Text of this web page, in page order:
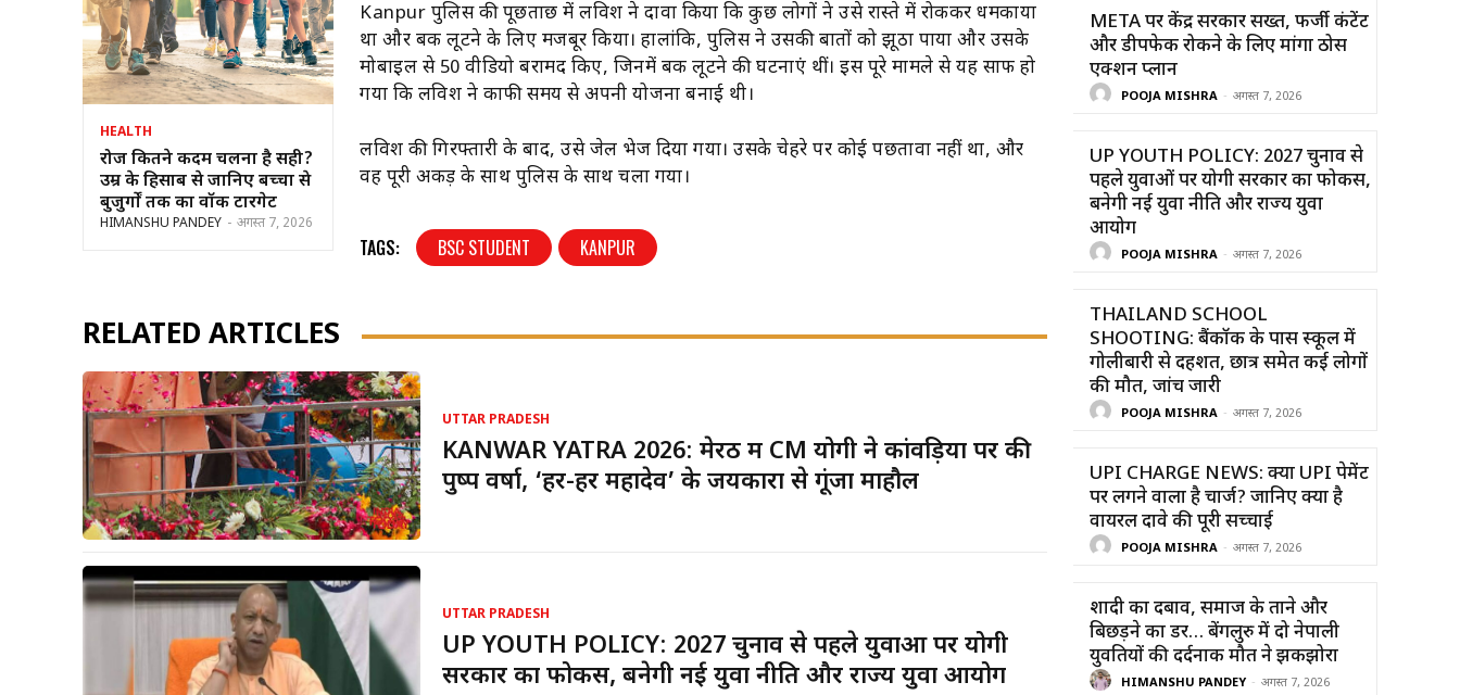
HEALTH
रोज कितने कदम चलना है सही?
उम्र के हिसाब से जानिए बच्चों से
बुजुर्गों तक का वॉक टारगेट
HIMANSHU PANDEY - अगस्त 7, 2026
Kanpur पुलिस की पूछताछ में लविश ने दावा किया कि कुछ लोगों ने उसे रास्ते में रोककर धमकाया
था और बैंक लूटने के लिए मजबूर किया। हालांकि, पुलिस ने उसकी बातों को झूठा पाया और उसके
मोबाइल से 50 वीडियो बरामद किए, जिनमें बैंक लूटने की घटनाएं थीं। इस पूरे मामले से यह साफ हो
गया कि लविश ने काफी समय से अपनी योजना बनाई थी।
लविश की गिरफ्तारी के बाद, उसे जेल भेज दिया गया। उसके चेहरे पर कोई पछतावा नहीं था, और
वह पूरी अकड़ के साथ पुलिस के साथ चला गया।
TAGS: BSC STUDENT KANPUR
RELATED ARTICLES
UTTAR PRADESH
KANWAR YATRA 2026: मेरठ में CM योगी ने कांवड़ियों पर की
पुष्प वर्षा, ‘हर-हर महादेव’ के जयकारों से गूंजा माहौल
UTTAR PRADESH
UP YOUTH POLICY: 2027 चुनाव से पहले युवाओं पर योगी
सरकार का फोकस, बनेगी नई युवा नीति और राज्य युवा आयोग
META पर केंद्र सरकार सख्त, फर्जी कंटेंट
और डीपफेक रोकने के लिए मांगा ठोस
एक्शन प्लान
POOJA MISHRA - अगस्त 7, 2026
UP YOUTH POLICY: 2027 चुनाव से
पहले युवाओं पर योगी सरकार का फोकस,
बनेगी नई युवा नीति और राज्य युवा
आयोग
POOJA MISHRA - अगस्त 7, 2026
THAILAND SCHOOL
SHOOTING: बैंकॉक के पास स्कूल में
गोलीबारी से दहशत, छात्र समेत कई लोगों
की मौत, जांच जारी
POOJA MISHRA - अगस्त 7, 2026
UPI CHARGE NEWS: क्या UPI पेमेंट
पर लगने वाला है चार्ज? जानिए क्या है
वायरल दावे की पूरी सच्चाई
POOJA MISHRA - अगस्त 7, 2026
शादी का दबाव, समाज के ताने और
बिछड़ने का डर… बेंगलुरु में दो नेपाली
युवतियों की दर्दनाक मौत ने झकझोरा
HIMANSHU PANDEY - अगस्त 7, 2026